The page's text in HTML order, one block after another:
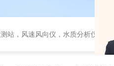
站，风速风向仪，水质分析仪，气